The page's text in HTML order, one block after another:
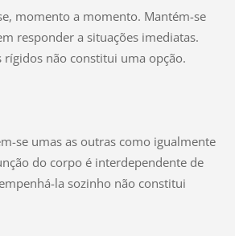
momento a momento. Mantém-se
responder a situações imediatas.
rígidos não constitui uma opção.
se umas as outras como igualmente
do corpo é interdependente de
la sozinho não constitui